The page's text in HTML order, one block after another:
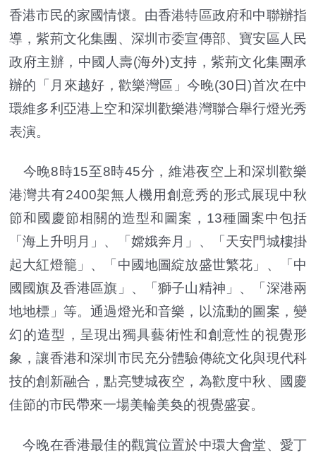
香港市民的家國情懷。由香港特區政府和中聯辦指
導，紫荊文化集團、深圳市委宣傳部、寶安區人民
政府主辦，中國人壽(海外)支持，紫荊文化集團承
辦的「月來越好，歡樂灣區」今晚(30日)首次在中
環維多利亞港上空和深圳歡樂港灣聯合舉行燈光秀
表演。
今晚8時15至8時45分，維港夜空上和深圳歡樂
港灣共有2400架無人機用創意秀的形式展現中秋
節和國慶節相關的造型和圖案，13種圖案中包括
「海上升明月」、「嫦娥奔月」、「天安門城樓掛
起大紅燈籠」、「中國地圖綻放盛世繁花」、「中
國國旗及香港區旗」、「獅子山精神」、「深港兩
地地標」等。通過燈光和音樂，以流動的圖案，變
幻的造型，呈現出獨具藝術性和創意性的視覺形
象，讓香港和深圳市民充分體驗傳統文化與現代科
技的創新融合，點亮雙城夜空，為歡度中秋、國慶
佳節的市民帶來一場美輪美奐的視覺盛宴。
今晚在香港最佳的觀賞位置於中環大會堂、愛丁